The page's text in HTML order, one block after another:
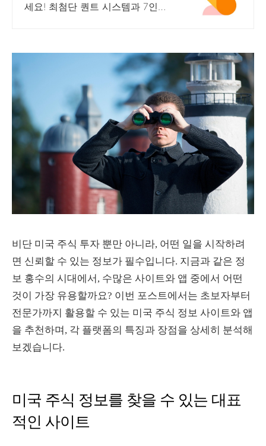
세요! 최첨단 퀀트 시스템과 7인의
비단 미국 주식 투자 뿐만 아니라, 어떤 일을 시작하려
면 신뢰할 수 있는 정보가 필수입니다. 지금과 같은 정
보 홍수의 시대에서, 수많은 사이트와 앱 중에서 어떤
것이 가장 유용할까요? 이번 포스트에서는 초보자부터
전문가까지 활용할 수 있는 미국 주식 정보 사이트와 앱
을 추천하며, 각 플랫폼의 특징과 장점을 상세히 분석해
보겠습니다.
미국 주식 정보를 찾을 수 있는 대표
적인 사이트